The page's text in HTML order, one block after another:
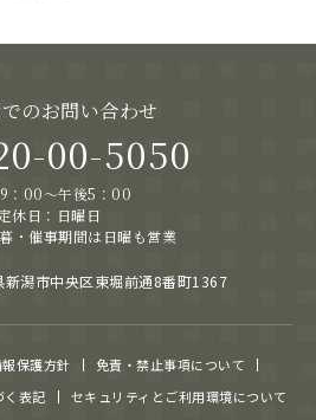
のお問い合わせ
00-5050
：00～午後5：00
休日：日曜日
・催事期間は日曜も営業
潟市中央区東堀前通8番町1367
保護方針
免責・禁止事項について
く表記
セキュリティとご利用環境について